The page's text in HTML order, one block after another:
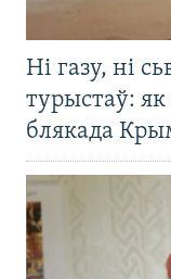
Ні газу, ні
турыстаў: як
блякада